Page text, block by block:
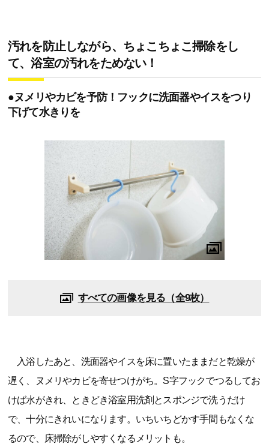
汚れを防止しながら、ちょこちょこ掃除をし
て、浴室の汚れをためない！
●ヌメリやカビを予防！フックに洗面器やイスをつり
下げて水きりを
すべての画像を見る（全9枚）
入浴したあと、洗面器やイスを床に置いたままだと乾燥が
遅く、ヌメリやカビを寄せつけがち。S字フックでつるしてお
けば水がきれ、ときどき浴室用洗剤とスポンジで洗うだけ
で、十分にきれいになります。いちいちどかす手間もなくな
るので、床掃除がしやすくなるメリットも。